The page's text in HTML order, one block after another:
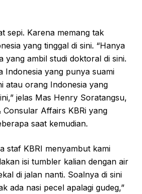
sepi. Karena memang tak
yang tinggal di sini. “Hanya
yang ambil studi doktoral di sini.
Indonesia yang punya suami
atau orang Indonesia yang
jelas Mas Henry Soratangsu,
Affairs KBRi yang
saat kemudian.
staf KBRI menyambut kami
isi tumbler kalian dengan air
di jalan nanti. Soalnya di sini
ada nasi pecel apalagi gudeg,”